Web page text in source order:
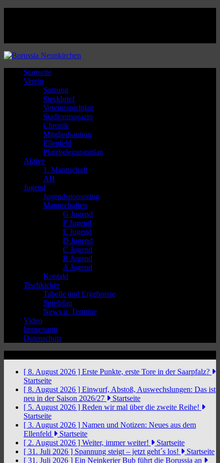
Startseite
Verein
Satzung
Steckbrief
Vereinsspielplan
Stadionmagazin
Chronik
Mitgliedsantrag
Ellenfeld
Platzbelegungsplan
Aktive
1. Mannschaft
AH
Jugend
Jugendsponsoring
Mannschaften
G Jugend
F Jugend
E Jugend
D Jugend
C Jugend
B Jugend
A Jugend
Kontakt
Tischkicker
Tabelle und Ergebnisse
Spielplan
News u. Termine
Video
Impressum
Datenschutz
[ 8. August 2026 ] Erste Punkte, erste Tore in der Saarpfalz?
Startseite
[ 8. August 2026 ] Einwurf, Abstoß, Auswechslungen: Das ist
neu in der Saison 2026/27
Startseite
[ 5. August 2026 ] Reden wir mal über die zweite Reihe!
Startseite
[ 3. August 2026 ] Namen und Notizen: Neues aus dem
Ellenfeld
Startseite
[ 2. August 2026 ] Weiter, immer weiter!
Startseite
[ 31. Juli 2026 ] Spannung steigt – jetzt geht´s los!
Startseite
[ 31. Juli 2026 ] Ein Neinkerjer Bub führt die Borussia an